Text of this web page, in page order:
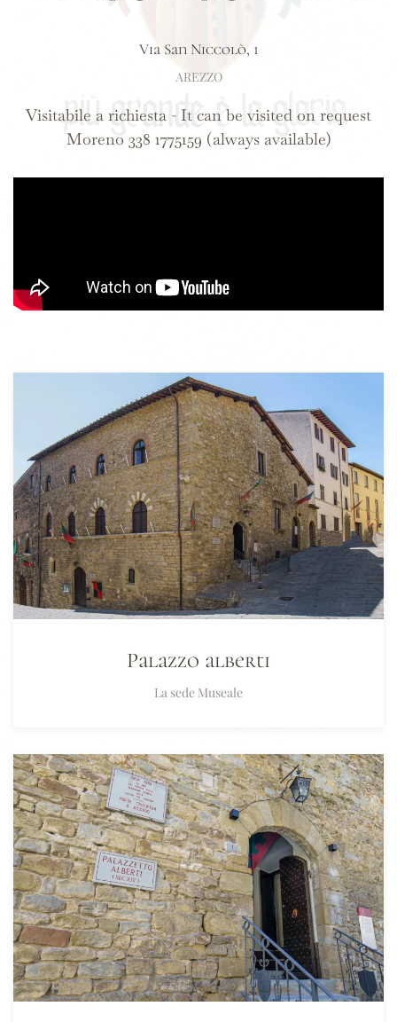
Via San Niccolò, 1
AREZZO
Visitabile a richiesta - It can be visited on request
Moreno 338 1775159 (always available)
Palazzo alberti
La sede Museale